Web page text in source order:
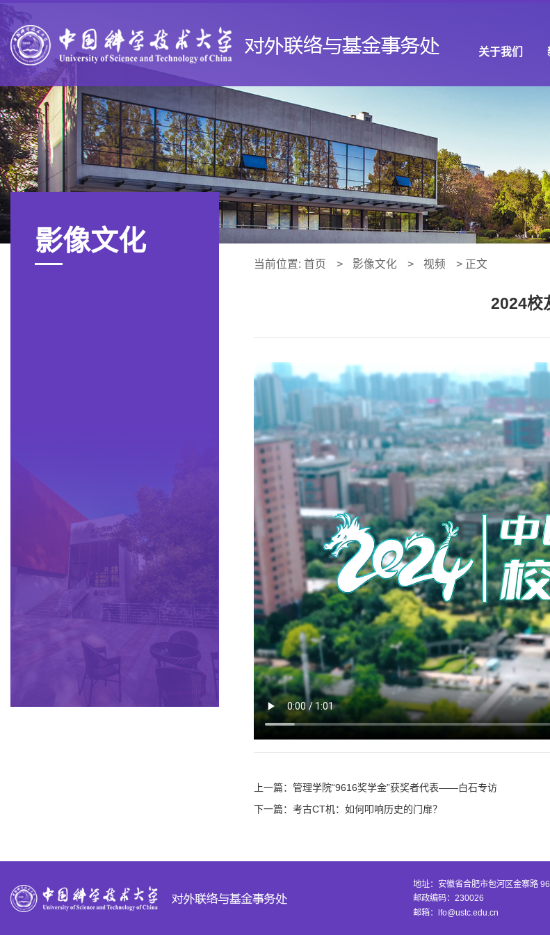
关于我们
影像文化
当前位置: 首页 > 影像文化 > 视频 > 正文
2024校
上一篇： 管理学院“9616奖学金”获奖者代表——白石专访
下一篇： 考古CT机：如何叩响历史的门扉？
地址：安徽省合肥市包河区金寨路
邮政编码：230026
邮箱：lfo@ustc.edu.cn